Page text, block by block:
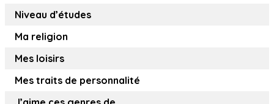
Niveau d’études
Ma religion
Mes loisirs
Mes traits de personnalité